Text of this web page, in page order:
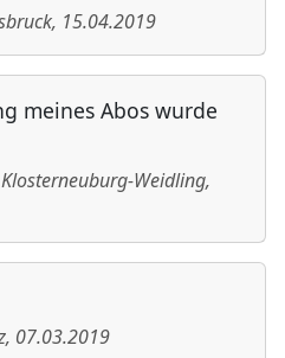
, 15.04.2019
meines Abos wurde
Klosterneuburg-Weidling,
, 07.03.2019